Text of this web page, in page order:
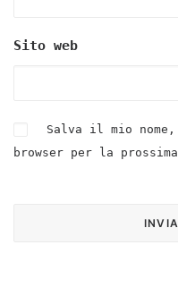
Sito web
Salva il mio
browser per la